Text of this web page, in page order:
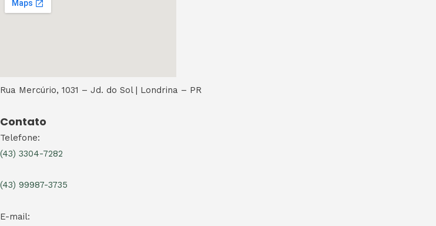
Rua Mercúrio, 1031 – Jd. do Sol | Londrina – PR
Contato
Telefone:
(43) 3304-7282
(43) 99987-3735
E-mail: